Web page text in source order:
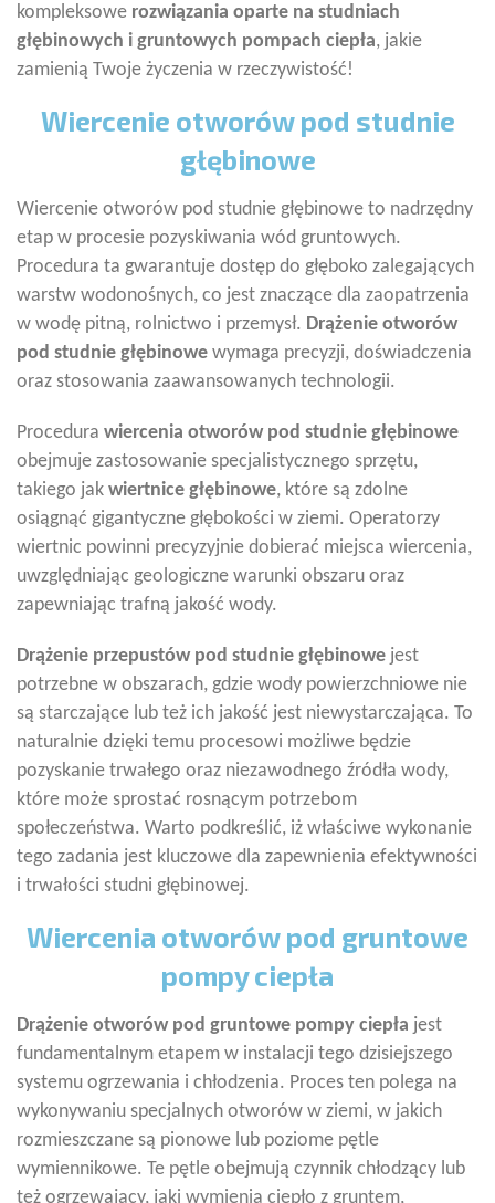
kompleksowe rozwiązania oparte na studniach
głębinowych i gruntowych pompach ciepła, jakie
zamienią Twoje życzenia w rzeczywistość!
Wiercenie otworów pod studnie
głębinowe
Wiercenie otworów pod studnie głębinowe to nadrzędny
etap w procesie pozyskiwania wód gruntowych.
Procedura ta gwarantuje dostęp do głęboko zalegających
warstw wodonośnych, co jest znaczące dla zaopatrzenia
w wodę pitną, rolnictwo i przemysł. Drążenie otworów
pod studnie głębinowe wymaga precyzji, doświadczenia
oraz stosowania zaawansowanych technologii.
Procedura wiercenia otworów pod studnie głębinowe
obejmuje zastosowanie specjalistycznego sprzętu,
takiego jak wiertnice głębinowe, które są zdolne
osiągnąć gigantyczne głębokości w ziemi. Operatorzy
wiertnic powinni precyzyjnie dobierać miejsca wiercenia,
uwzględniając geologiczne warunki obszaru oraz
zapewniając trafną jakość wody.
Drążenie przepustów pod studnie głębinowe jest
potrzebne w obszarach, gdzie wody powierzchniowe nie
są starczające lub też ich jakość jest niewystarczająca. To
naturalnie dzięki temu procesowi możliwe będzie
pozyskanie trwałego oraz niezawodnego źródła wody,
które może sprostać rosnącym potrzebom
społeczeństwa. Warto podkreślić, iż właściwe wykonanie
tego zadania jest kluczowe dla zapewnienia efektywności
i trwałości studni głębinowej.
Wiercenia otworów pod gruntowe
pompy ciepła
Drążenie otworów pod gruntowe pompy ciepła jest
fundamentalnym etapem w instalacji tego dzisiejszego
systemu ogrzewania i chłodzenia. Proces ten polega na
wykonywaniu specjalnych otworów w ziemi, w jakich
rozmieszczane są pionowe lub poziome pętle
wymiennikowe. Te pętle obejmują czynnik chłodzący lub
też ogrzewający, jaki wymienia ciepło z gruntem,